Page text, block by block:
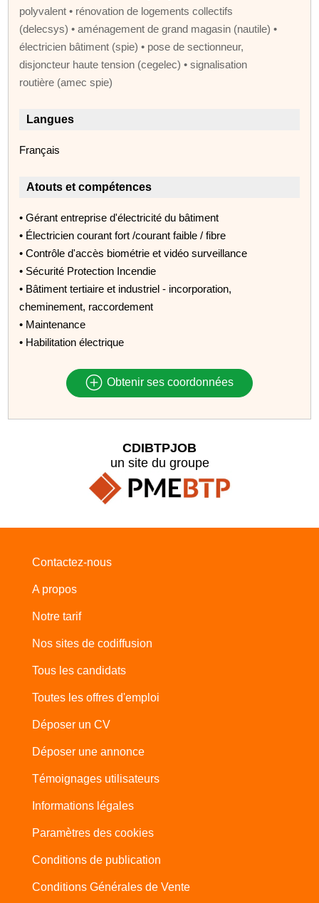
polyvalent • rénovation de logements collectifs
(delecsys) • aménagement de grand magasin (nautile) •
électricien bâtiment (spie) • pose de sectionneur,
disjoncteur haute tension (cegelec) • signalisation
routière (amec spie)
Langues
Français
Atouts et compétences
• Gérant entreprise d'électricité du bâtiment
• Électricien courant fort /courant faible / fibre
• Contrôle d'accès biométrie et vidéo surveillance
• Sécurité Protection Incendie
• Bâtiment tertiaire et industriel - incorporation,
cheminement, raccordement
• Maintenance
• Habilitation électrique
Obtenir ses coordonnées
CDIBTPJOB
un site du groupe
Contactez-nous
A propos
Notre tarif
Nos sites de codiffusion
Tous les candidats
Toutes les offres d'emploi
Déposer un CV
Déposer une annonce
Témoignages utilisateurs
Informations légales
Paramètres des cookies
Conditions de publication
Conditions Générales de Vente